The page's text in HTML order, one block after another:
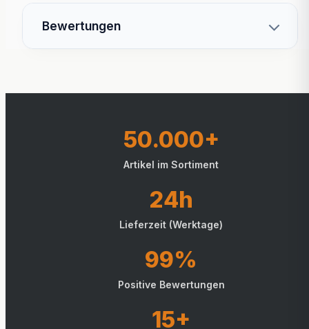
Bewertungen
50.000+
Artikel im Sortiment
24h
Lieferzeit (Werktage)
99%
Positive Bewertungen
15+